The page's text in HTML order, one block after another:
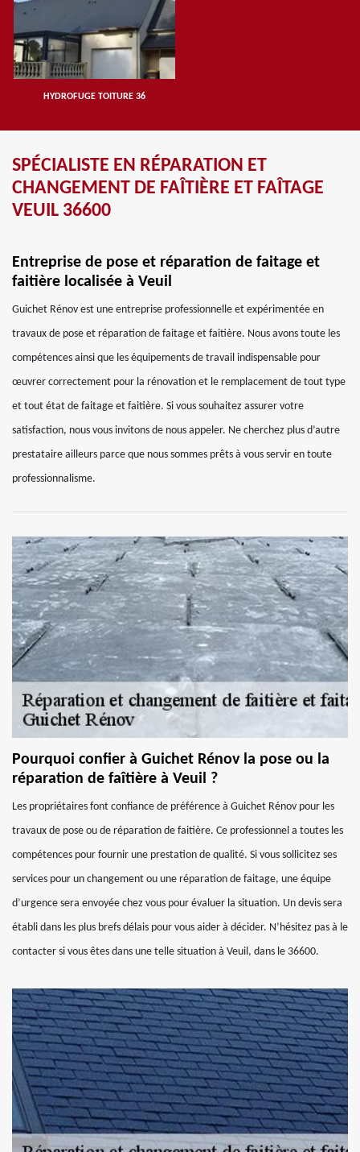
HYDROFUGE TOITURE 36
SPÉCIALISTE EN RÉPARATION ET
CHANGEMENT DE FAÎTIÈRE ET FAÎTAGE
VEUIL 36600
Entreprise de pose et réparation de faitage et
faitière localisée à Veuil
Guichet Rénov est une entreprise professionnelle et expérimentée en
travaux de pose et réparation de faitage et faitière. Nous avons toute les
compétences ainsi que les équipements de travail indispensable pour
œuvrer correctement pour la rénovation et le remplacement de tout type
et tout état de faitage et faitière. Si vous souhaitez assurer votre
satisfaction, nous vous invitons de nous appeler. Ne cherchez plus d’autre
prestataire ailleurs parce que nous sommes prêts à vous servir en toute
professionnalisme.
Pourquoi confier à Guichet Rénov la pose ou la
réparation de faîtière à Veuil ?
Les propriétaires font confiance de préférence à Guichet Rénov pour les
travaux de pose ou de réparation de faitière. Ce professionnel a toutes les
compétences pour fournir une prestation de qualité. Si vous sollicitez ses
services pour un changement ou une réparation de faitage, une équipe
d’urgence sera envoyée chez vous pour évaluer la situation. Un devis sera
établi dans les plus brefs délais pour vous aider à décider. N’hésitez pas à le
contacter si vous êtes dans une telle situation à Veuil, dans le 36600.